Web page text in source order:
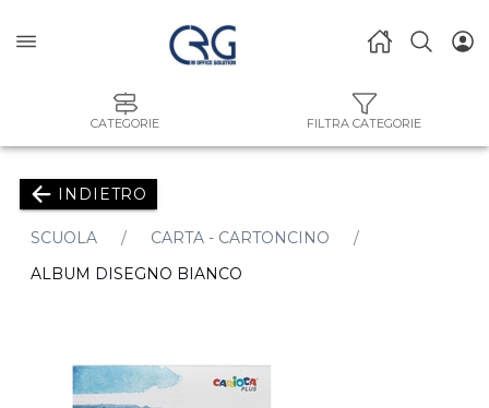
CATEGORIE FILTRA CATEGORIE
INDIETRO
SCUOLA
CARTA - CARTONCINO
ALBUM DISEGNO BIANCO